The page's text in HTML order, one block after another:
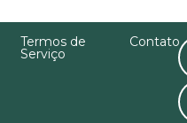
Termos de
Serviço
Contato